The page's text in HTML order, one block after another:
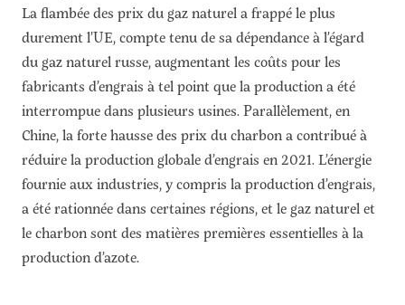
La flambée des prix du gaz naturel a frappé le plus
durement l’UE, compte tenu de sa dépendance à l’égard
du gaz naturel russe, augmentant les coûts pour les
fabricants d’engrais à tel point que la production a été
interrompue dans plusieurs usines. Parallèlement, en
Chine, la forte hausse des prix du charbon a contribué à
réduire la production globale d’engrais en 2021. L’énergie
fournie aux industries, y compris la production d’engrais,
a été rationnée dans certaines régions, et le gaz naturel et
le charbon sont des matières premières essentielles à la
production d’azote.